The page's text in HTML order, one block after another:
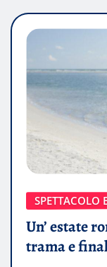
SPETTACOLO
Un’ estate
trama e